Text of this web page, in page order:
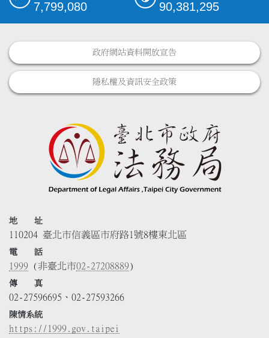
7,799,080 90,381,295
政府網站資料開放宣告
隱私權及資訊安全政策
地 址
110204 臺北市信義區市府路1號8樓東北區
電 話
1999 (非臺北市02-27208889)
傳 真
02-27596695、02-27593266
陳情系統
https://1999.gov.taipei